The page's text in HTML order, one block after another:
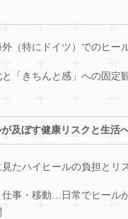
外（特にドイツ）でのヒー
「きちんと感」への固定
が及ぼす健康リスクと生活
見たハイヒールの負担とリ
仕事・移動…日常でヒール